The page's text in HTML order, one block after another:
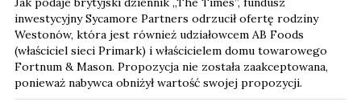
inwestycyjny Sycamore Partners odrzucił ofertę rodziny
Westonów, która jest również udziałowcem AB Foods
(właściciel sieci Primark) i właścicielem domu towarowego
Fortnum & Mason. Propozycja nie została zaakceptowana,
ponieważ nabywca obniżył wartość swojej propozycji.